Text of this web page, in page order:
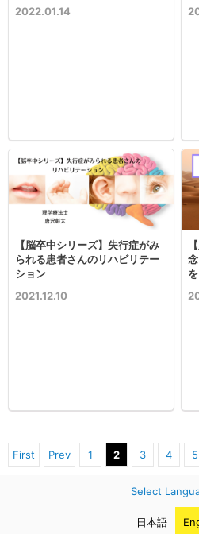
2022.01.14
【脳卒中シリーズ】失行症がみ
られる患者さんのリハビリテー
ション
2021.12.10
First Prev 1 2 3 4 5
Select
日本語